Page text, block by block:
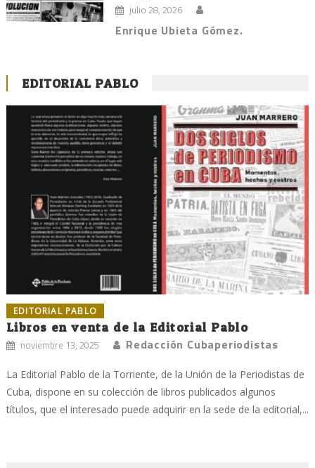
julio 28, 2026
Enrique Ubieta Gómez.
EDITORIAL PABLO
EDITORIAL PABLO
Libros en venta de la Editorial Pablo
noviembre 13, 2025 Redacción Cubaperiodistas
La Editorial Pablo de la Torriente, de la Unión de la Periodistas de
Cuba, dispone en su colección de libros publicados algunos
títulos, que el interesado puede adquirir en la sede de la editorial,...